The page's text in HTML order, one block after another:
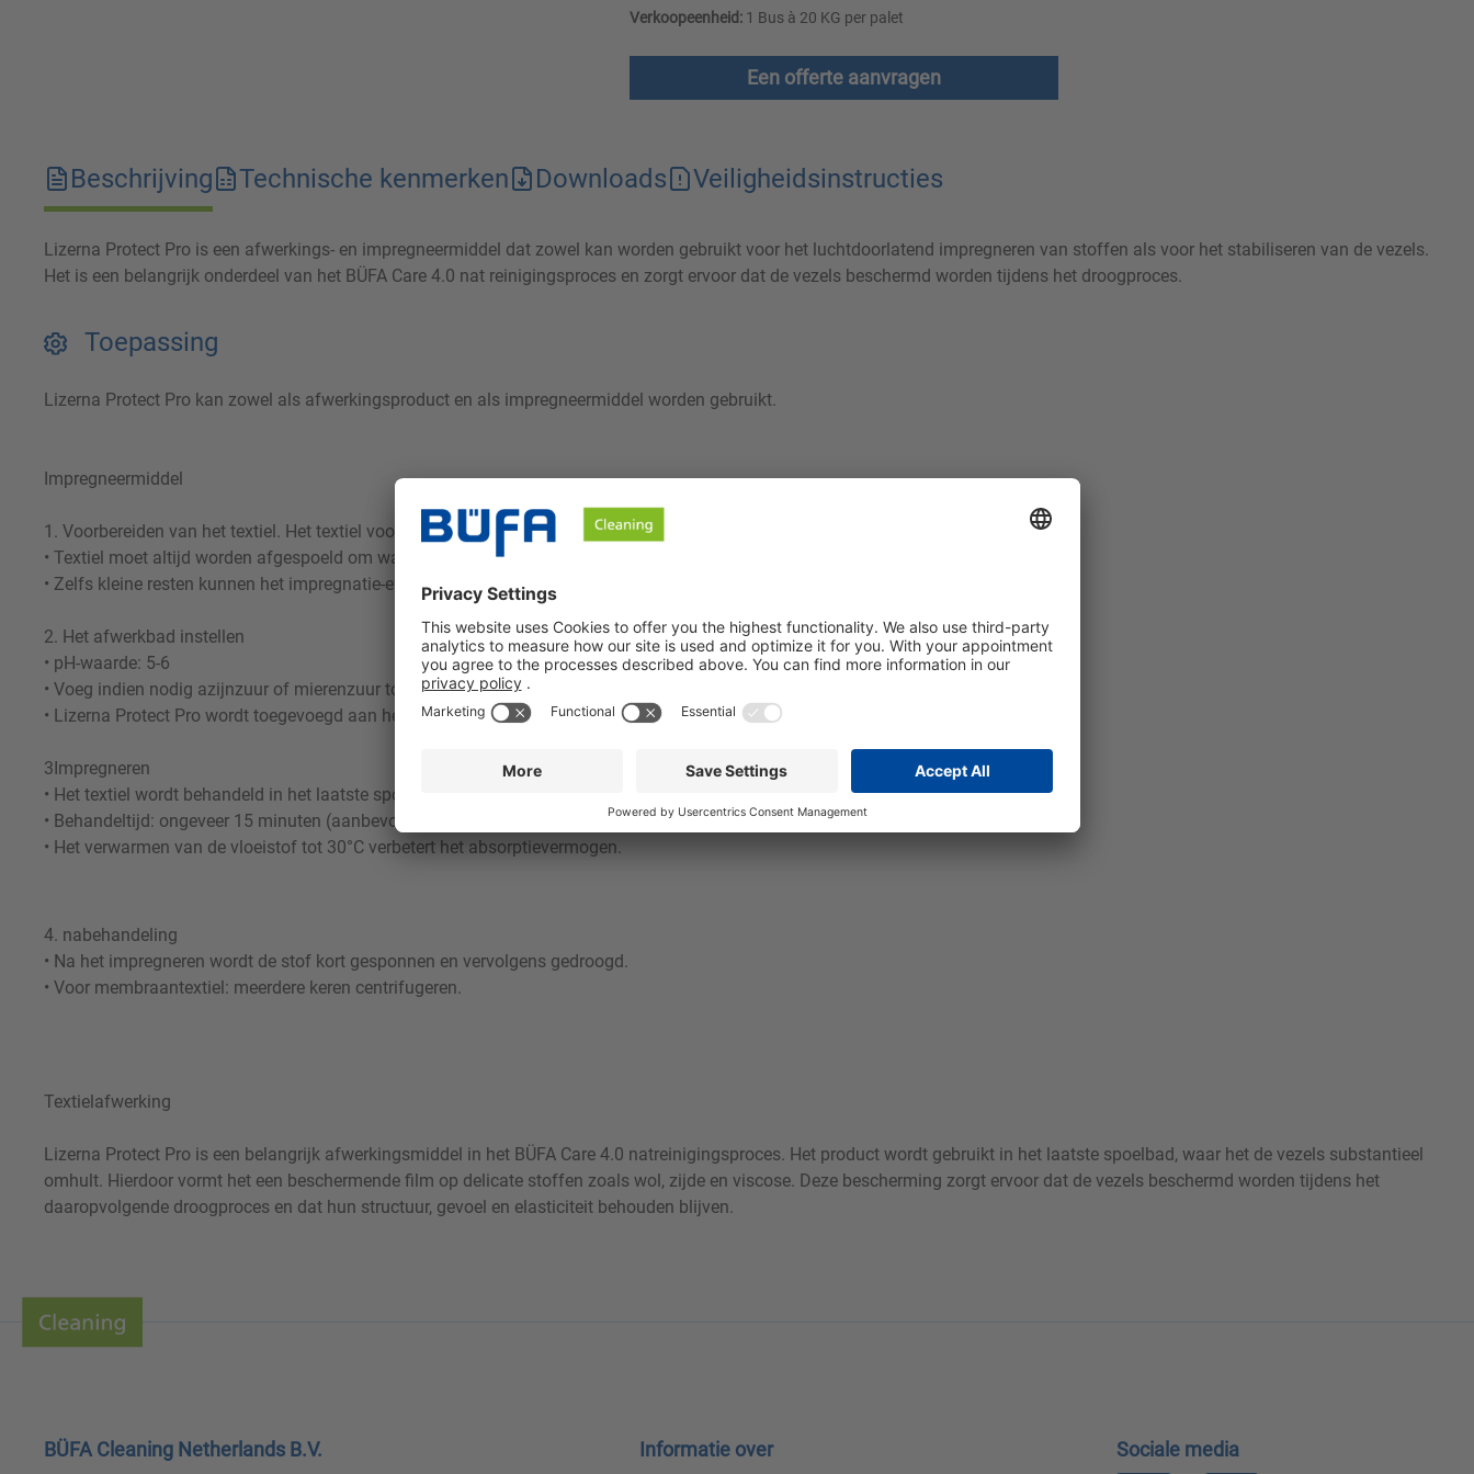
Verkoopeenheid:1 Bus à 20 KG per palet
Een offerte aanvragen
Beschrijving Technische kenmerken Downloads Veiligheidsinstructies
Lizerna Protect Pro is een afwerkings- en impregneermiddel dat zowel kan worden gebruikt voor het luchtdoorlatend impregneren van stoffen als voor het stabiliseren van de vezels.
Het is een belangrijk onderdeel van het BÜFA Care 4.0 nat reinigingsproces en zorgt ervoor dat de vezels beschermd worden tijdens het droogproces.
Toepassing
Lizerna Protect Pro kan zowel als afwerkingsproduct en als impregneermiddel worden gebruikt.
Impregneermiddel
1. Voorbereiden van het textiel. Het textiel voorbereiden
• Textiel moet altijd worden afgespoeld om wasmiddel- en alkaliresten volledig te verwijderen.
• Zelfs kleine resten kunnen het impregnatie-effect aanzienlijk beïnvloeden.
2. Het afwerkbad instellen
• pH-waarde: 5-6
• Voeg indien nodig azijnzuur of mierenzuur toe om de pH te corrigeren.
• Lizerna Protect Pro wordt toegevoegd aan het afwerkbad. Lizerna Protect Pro wordt toegevoegd aan het afwerkbad.
3Impregneren
• Het textiel wordt behandeld in het laatste spoelbad nadat het vloeistofniveau is bereikt met de start van de trommelbeweging.
• Behandeltijd: ongeveer 15 minuten (aanbevolen voor maximaal impregnatie-effect).
• Het verwarmen van de vloeistof tot 30°C verbetert het absorptievermogen.
4. nabehandeling
• Na het impregneren wordt de stof kort gesponnen en vervolgens gedroogd.
• Voor membraantextiel: meerdere keren centrifugeren.
Textielafwerking
Lizerna Protect Pro is een belangrijk afwerkingsmiddel in het BÜFA Care 4.0 natreinigingsproces. Het product wordt gebruikt in het laatste spoelbad, waar het de vezels substantieel
omhult. Hierdoor vormt het een beschermende film op delicate stoffen zoals wol, zijde en viscose. Deze bescherming zorgt ervoor dat de vezels beschermd worden tijdens het
daaropvolgende droogproces en dat hun structuur, gevoel en elasticiteit behouden blijven.
BÜFA Cleaning Netherlands B.V. Informatie over Sociale media